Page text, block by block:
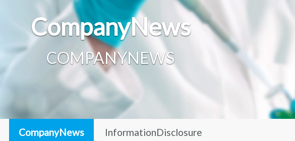
CompanyNews
COMPANYNEWS
CompanyNews InformationDisclosure